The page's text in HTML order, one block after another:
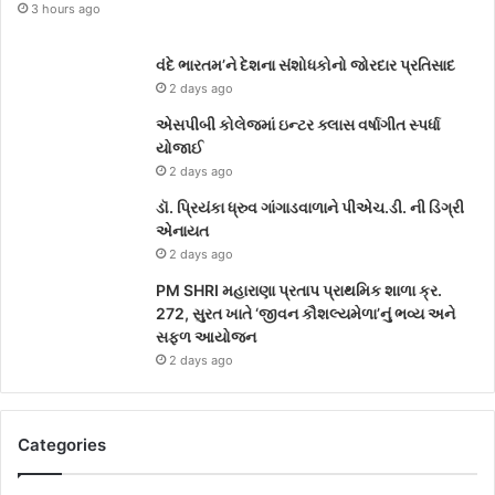
3 hours ago
વંદે ભારતમ’ને દેશના સંશોધકોનો જોરદાર પ્રતિસાદ
2 days ago
એસપીબી કોલેજમાં ઇન્ટર ક્લાસ વર્ષાગીત સ્પર્ધા
યોજાઈ
2 days ago
ડૉ. પ્રિયંકા ધ્રુવ ગાંગાડવાળાને પીએચ.ડી. ની ડિગ્રી
એનાયત
2 days ago
PM SHRI મહારાણા પ્રતાપ પ્રાથમિક શાળા ક્ર.
272, સુરત ખાતે ‘જીવન કૌશલ્યમેળા’નું ભવ્ય અને
સફળ આયોજન
2 days ago
Categories